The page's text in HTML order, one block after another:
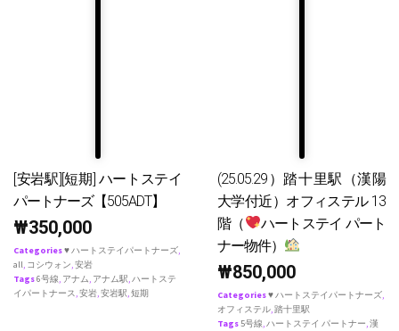
[安岩駅][短期] ハートステイ
パートナーズ【505ADT】
₩350,000
Categories♥ ハートステイパートナーズ,
all, コシウォン,安岩
Tags6号線, アナム, アナム駅,ハートステ
イパートナース,安岩,安岩駅,短期
(25.05.29）踏十里駅（漢陽
大学付近）オフィステル 13
階（
ハートステイ パート
ナー物件）
₩850,000
Categories♥ ハートステイパートナーズ,
オフィステル,踏十里駅
Tags 5号線,ハートステイ パートナー,漢